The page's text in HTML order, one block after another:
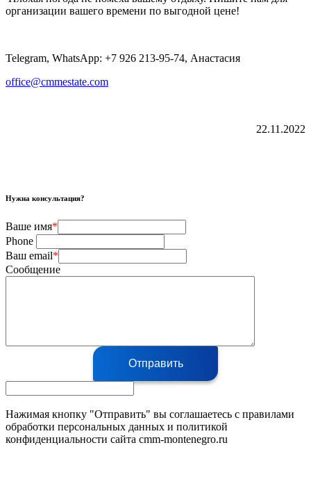
организации вашего времени по выгодной цене!
Telegram, WhatsApp: +7 926 213-95-74, Анастасия
office@cmmestate.com
22.11.2022
Нужна консультация?
Ваше имя*
Phone
Ваш email*
Сообщение
Отправить
Нажимая кнопку "Отправить" вы соглашаетесь с правилами
обработки персональных данных и политикой
конфиденциальности сайта cmm-montenegro.ru